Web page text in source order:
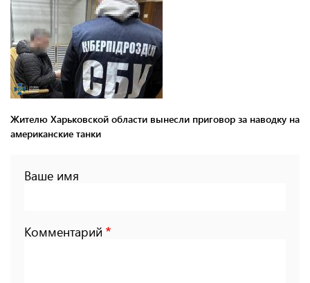
Жителю Харьковской области вынесли приговор за наводку на
американские танки
Ваше имя
Комментарий